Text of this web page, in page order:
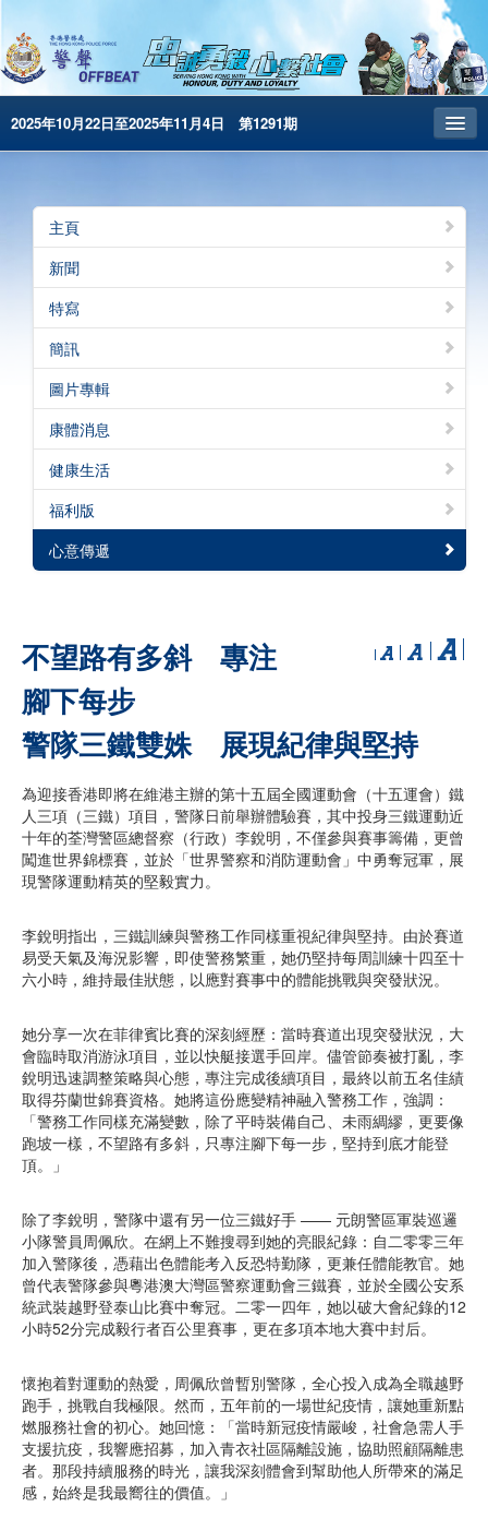
2025年10月22日至2025年11月4日 第1291期
昔日警聲
警務處主頁
简体版
English
電子書版
警聲特刊
主頁
新聞
特寫
簡訊
圖片專輯
康體消息
健康生活
福利版
心意傳遞
不望路有多斜 專注
腳下每步
警隊三鐵雙姝 展現紀律與堅持
為迎接香港即將在維港主辦的第十五屆全國運動會（十五運會）鐵
人三項（三鐵）項目，警隊日前舉辦體驗賽，其中投身三鐵運動近
十年的荃灣警區總督察（行政）李銳明，不僅參與賽事籌備，更曾
闖進世界錦標賽，並於「世界警察和消防運動會」中勇奪冠軍，展
現警隊運動精英的堅毅實力。
李銳明指出，三鐵訓練與警務工作同樣重視紀律與堅持。由於賽道
易受天氣及海況影響，即使警務繁重，她仍堅持每周訓練十四至十
六小時，維持最佳狀態，以應對賽事中的體能挑戰與突發狀況。
她分享一次在菲律賓比賽的深刻經歷：當時賽道出現突發狀況，大
會臨時取消游泳項目，並以快艇接選手回岸。儘管節奏被打亂，李
銳明迅速調整策略與心態，專注完成後續項目，最終以前五名佳績
取得芬蘭世錦賽資格。她將這份應變精神融入警務工作，強調：
「警務工作同樣充滿變數，除了平時裝備自己、未雨綢繆，更要像
跑坡一樣，不望路有多斜，只專注腳下每一步，堅持到底才能登
頂。」
除了李銳明，警隊中還有另一位三鐵好手 —— 元朗警區軍裝巡邏
小隊警員周佩欣。在網上不難搜尋到她的亮眼紀錄：自二零零三年
加入警隊後，憑藉出色體能考入反恐特勤隊，更兼任體能教官。她
曾代表警隊參與粵港澳大灣區警察運動會三鐵賽，並於全國公安系
統武裝越野登泰山比賽中奪冠。二零一四年，她以破大會紀錄的12
小時52分完成毅行者百公里賽事，更在多項本地大賽中封后。
懷抱着對運動的熱愛，周佩欣曾暫別警隊，全心投入成為全職越野
跑手，挑戰自我極限。然而，五年前的一場世紀疫情，讓她重新點
燃服務社會的初心。她回憶：「當時新冠疫情嚴峻，社會急需人手
支援抗疫，我響應招募，加入青衣社區隔離設施，協助照顧隔離患
者。那段持續服務的時光，讓我深刻體會到幫助他人所帶來的滿足
感，始終是我最嚮往的價值。」